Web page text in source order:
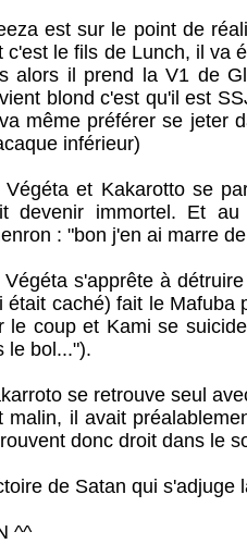
est sur le point de
c'est le fils de Lunch, il va
alors il prend la V1 de
blond c'est qu'il est
même préférer se jeter
inférieur)
Végéta et Kakarotto se
devenir immortel. Et
: "bon j'en ai marre
Végéta s'apprête à
était caché) fait le Mafuba
le coup et Kami se
le bol...").
se retrouve seul
malin, il avait
donc droit dans le
de Satan qui s'adjuge
^^